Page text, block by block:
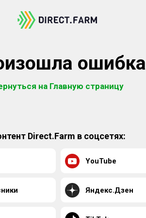
ошибка
на Главную страницу
Direct.Farm в соцсетях:
YouTube
Яндекс.Дзен